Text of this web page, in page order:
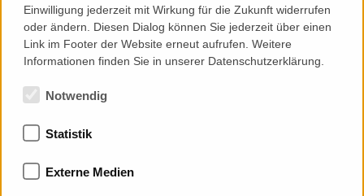
Mitgliedschaften
Einwilligung jederzeit mit Wirkung für die Zukunft widerrufen
oder ändern. Diesen Dialog können Sie jederzeit über einen
Link im Footer der Website erneut aufrufen. Weitere
Informationen finden Sie in unserer Datenschutzerklärung.
Notwendig
Statistik
Externe Medien